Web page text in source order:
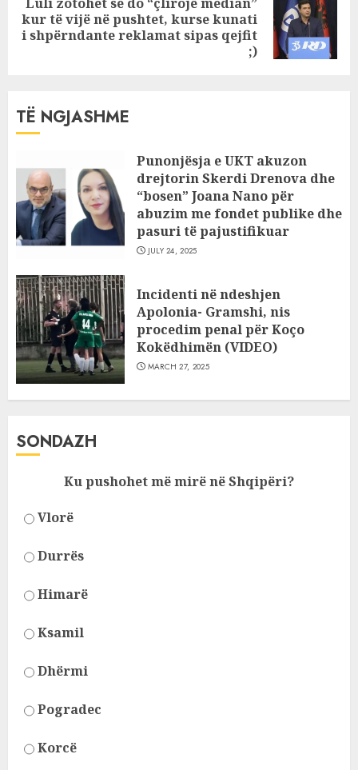
Next
post:
kur të vijë në pushtet, kurse kunati
i shpërndante reklamat sipas qejfit
;)
TË NGJASHME
Punonjësja e UKT akuzon
drejtorin Skerdi Drenova dhe
“bosen” Joana Nano për
abuzim me fondet publike dhe
pasuri të pajustifikuar
JULY 24, 2025
Incidenti në ndeshjen
Apolonia- Gramshi, nis
procedim penal për Koço
Kokëdhimën (VIDEO)
MARCH 27, 2025
SONDAZH
Ku pushohet më mirë në Shqipëri?
Vlorë
Durrës
Himarë
Ksamil
Dhërmi
Pogradec
Korcë